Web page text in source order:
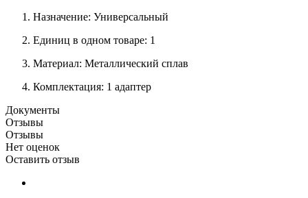
Назначение: Универсальный
Единиц в одном товаре: 1
Материал: Металлический сплав
Комплектация: 1 адаптер
Документы
Отзывы
Отзывы
Нет оценок
Оставить отзыв